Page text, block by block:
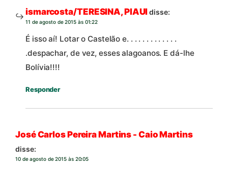
ismarcosta/TERESINA, PIAUIdisse:
11 de agosto de 2015 às 01:22
É isso aí! Lotar o Castelão e. . . . . . . . . . . . .
.despachar, de vez, esses alagoanos. E dá-lhe
Bolívia!!!!
Responder
José Carlos Pereira Martins - Caio Martins
disse:
10 de agosto de 2015 às 20:05